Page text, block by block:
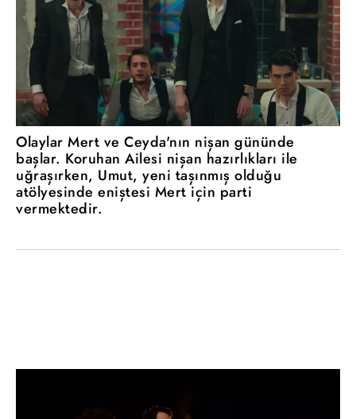
Olaylar Mert ve Ceyda'nın nişan gününde
başlar. Koruhan Ailesi nişan hazırlıkları ile
uğraşırken, Umut, yeni taşınmış olduğu
atölyesinde eniştesi Mert için parti
vermektedir.